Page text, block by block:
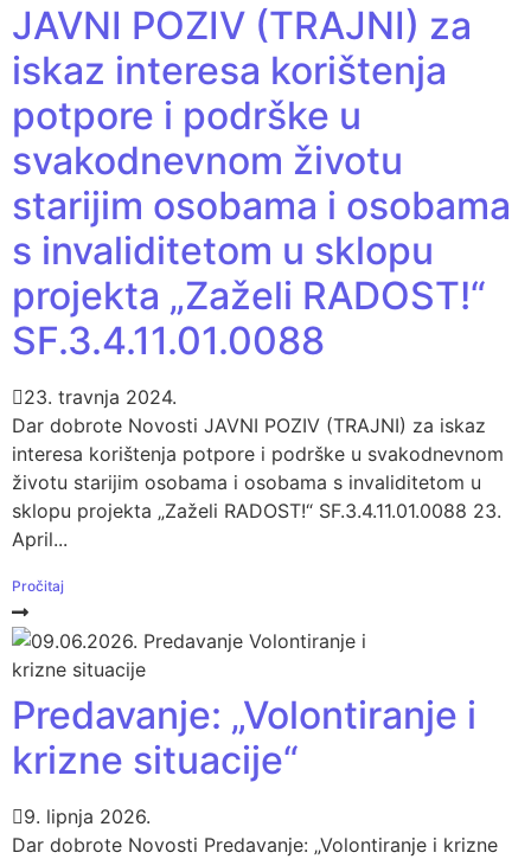
JAVNI POZIV (TRAJNI) za
iskaz interesa korištenja
potpore i podrške u
svakodnevnom životu
starijim osobama i osobama
s invaliditetom u sklopu
projekta „Zaželi RADOST!“
SF.3.4.11.01.0088
23. travnja 2024.
Dar dobrote Novosti JAVNI POZIV (TRAJNI) za iskaz
interesa korištenja potpore i podrške u svakodnevnom
životu starijim osobama i osobama s invaliditetom u
sklopu projekta „Zaželi RADOST!“ SF.3.4.11.01.0088 23.
April...
Pročitaj
Predavanje: „Volontiranje i
krizne situacije“
9. lipnja 2026.
Dar dobrote Novosti Predavanje: „Volontiranje i krizne